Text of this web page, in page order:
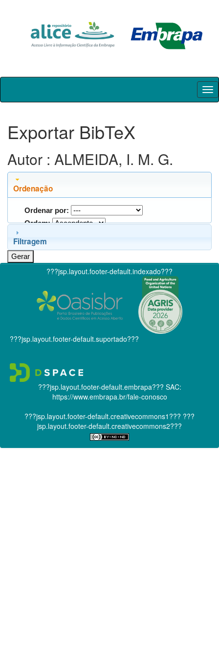
Skip
Exportar BibTeX
Autor : ALMEIDA, I. M. G.
Ordenação
Ordenar por:
Ordem:
Filtragem
???jsp.layout.footer-default.indexado???
???jsp.layout.footer-default.suportado???
???jsp.layout.footer-default.embrapa??? SAC:
https://www.embrapa.br/fale-conosco
???jsp.layout.footer-default.creativecommons1??? ???
jsp.layout.footer-default.creativecommons2???